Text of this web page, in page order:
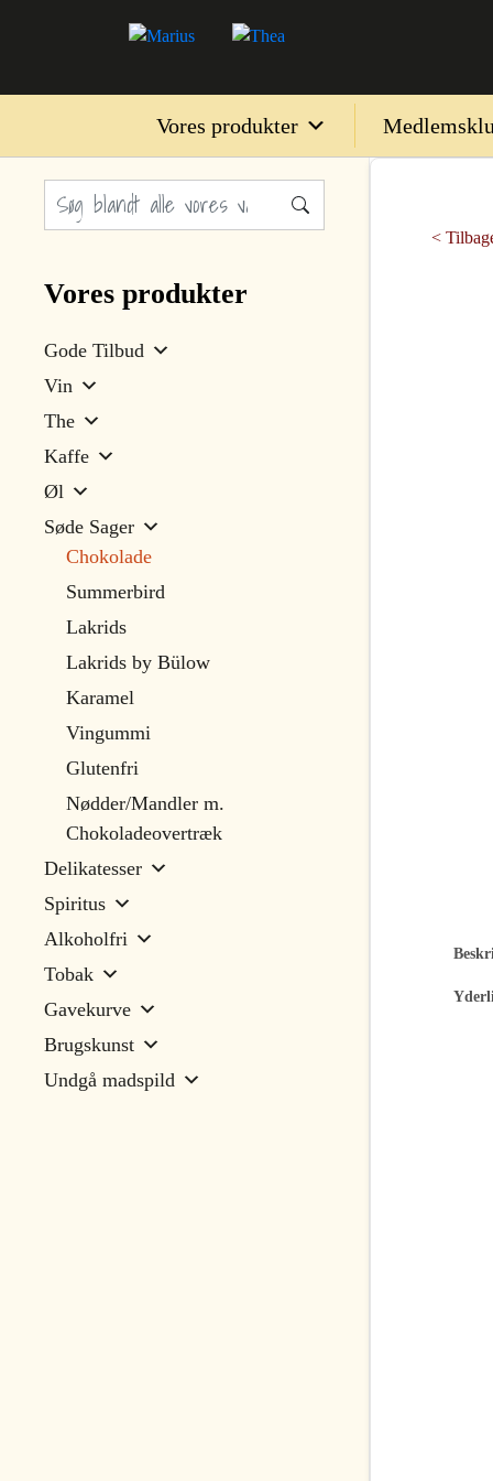
Vores produkter
Vores produkter
Gode Tilbud
Vin
The
Kaffe
Øl
Søde Sager
Chokolade
Summerbird
Lakrids
Lakrids by Bülow
Karamel
Vingummi
Glutenfri
Nødder/Mandler m.
Chokoladeovertræk
Delikatesser
Spiritus
Alkoholfri
Tobak
Gavekurve
Brugskunst
Undgå madspild
<